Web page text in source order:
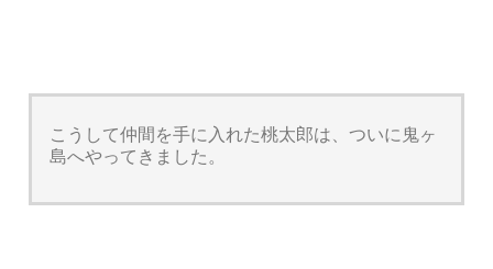
こうして仲間を手に入れた桃太郎は、ついに鬼ヶ
島へやってきました。